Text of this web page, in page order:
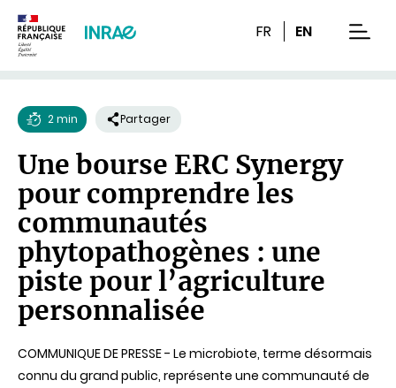
FR EN
de
lecture
2 min Partager
Une bourse ERC Synergy
pour comprendre les
communautés
phytopathogènes : une
piste pour l’agriculture
personnalisée
COMMUNIQUE DE PRESSE - Le microbiote, terme désormais
connu du grand public, représente une communauté de